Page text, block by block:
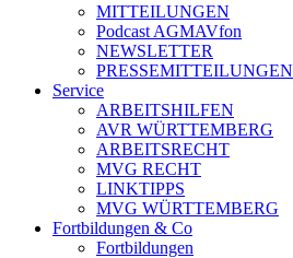
MITTEILUNGEN
Podcast AGMAVfon
NEWSLETTER
PRESSEMITTEILUNGEN
Service
ARBEITSHILFEN
AVR WÜRTTEMBERG
ARBEITSRECHT
MVG RECHT
LINKTIPPS
MVG WÜRTTEMBERG
Fortbildungen & Co
Fortbildungen